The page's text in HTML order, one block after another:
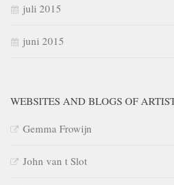
juli 2015
juni 2015
WEBSITES AND BLOGS OF
Gemma Frowijn
John van t Slot